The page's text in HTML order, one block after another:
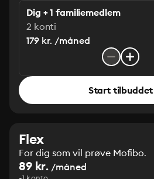
Dig + 1 familiemedlem
2 konti
179 kr. /måned
Start tilbuddet
Flex
For dig som vil prøve Mofibo.
89 kr. /måned